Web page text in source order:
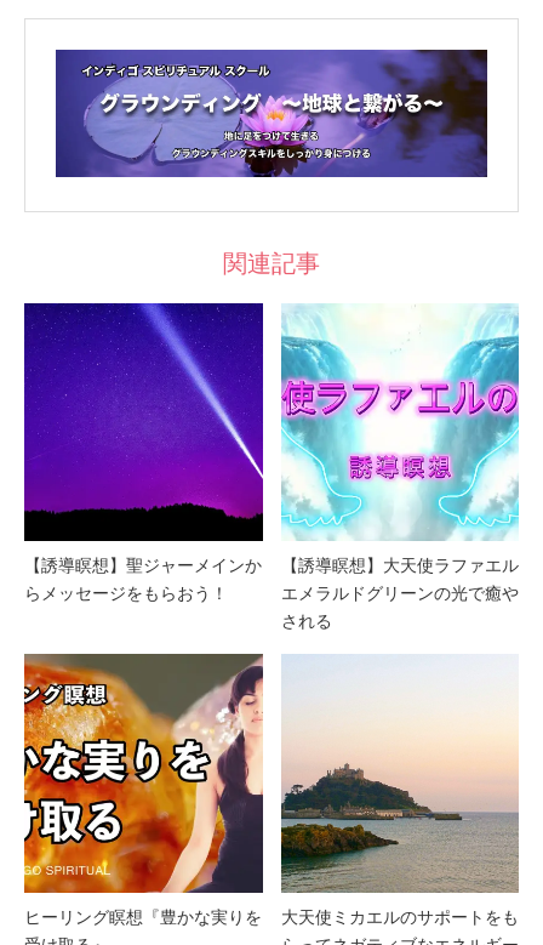
関連記事
【誘導瞑想】聖ジャーメインか
らメッセージをもらおう！
【誘導瞑想】大天使ラファエル
エメラルドグリーンの光で癒や
される
ヒーリング瞑想『豊かな実りを
大天使ミカエルのサポートをも